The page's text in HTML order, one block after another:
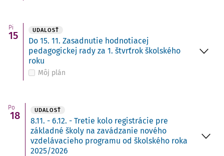
Pi
15 UDALOSŤ
Do 15. 11. Zasadnutie hodnotiacej
pedagogickej rady za 1. štvrťrok školského
roku
Môj plán
Po
18 UDALOSŤ
8.11. - 6.12. - Tretie kolo registrácie pre
základné školy na zavádzanie nového
vzdelávacieho programu od školského roka
2025/2026